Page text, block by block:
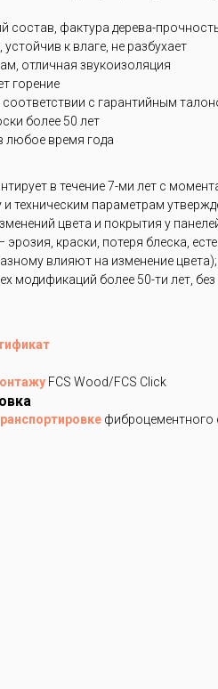
состав, фактура дерева-
к влаге, не разбухает
отличная звукоизоляция
горение
соответствии с гарантийным
более 50 лет
любое время года
в течение 7-ми лет с
и техническим параметрам
цвета и покрытия у
краски, потеря блеска,
влияют на изменение цвета);
модификаций более 50-ти лет,
FCS Wood/FCS Click
фиброцементного